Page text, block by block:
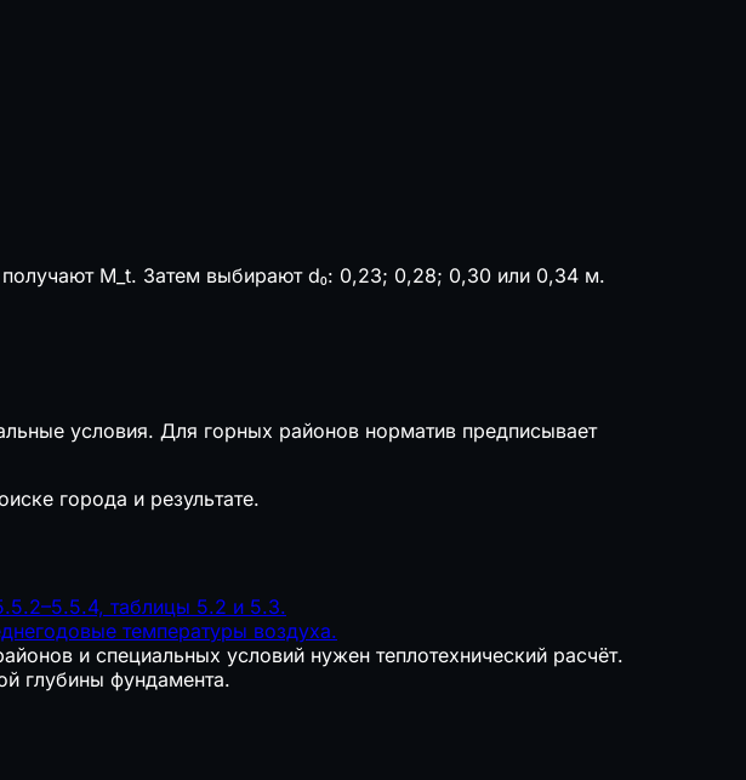
M_t. Затем выбирают d₀: 0,23; 0,28; 0,30 или 0,34 м.
условия. Для горных районов норматив предписывает
города и результате.
таблицы 5.2 и 5.3.
температуры воздуха.
и специальных условий нужен теплотехнический расчёт.
глубины фундамента.